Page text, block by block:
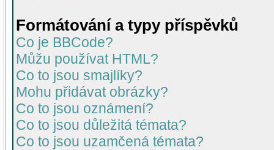
Formátování a typy příspěvků
Co je BBCode?
Můžu používat HTML?
Co to jsou smajlíky?
Mohu přidávat obrázky?
Co to jsou oznámení?
Co to jsou důležitá témata?
Co to jsou uzamčená témata?